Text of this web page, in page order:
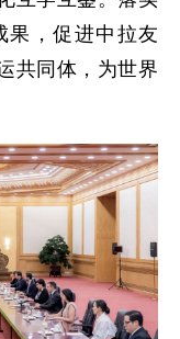
果，促进中拉友
共同体，为世界